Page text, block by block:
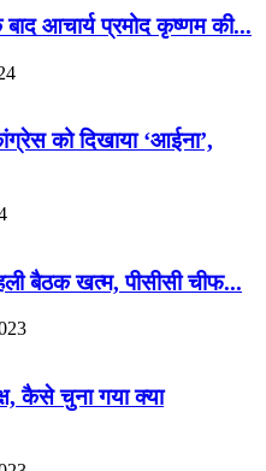
आचार्य प्रमोद कृष्णम की...
को दिखाया ‘आईना’,
बैठक खत्म, पीसीसी चीफ...
कैसे चुना गया क्या